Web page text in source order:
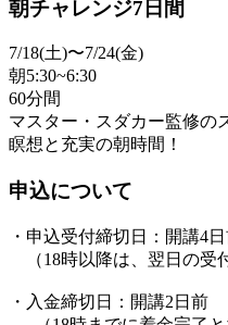
朝チャレンジ7日間
7/18(土)〜7/24(金)
朝5:30~6:30
60分間
マスター・スダカー監修の
瞑想と充実の朝時間！
申込について
・申込受付締切日：開講4
（18時以降は、翌日の受
・入金締切日：開講2日前